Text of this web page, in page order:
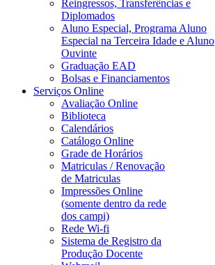
Reingressos, Transferências e
Diplomados
Aluno Especial, Programa Aluno
Especial na Terceira Idade e Aluno
Ouvinte
Graduação EAD
Bolsas e Financiamentos
Serviços Online
Avaliação Online
Biblioteca
Calendários
Catálogo Online
Grade de Horários
Matriculas / Renovação
de Matriculas
Impressões Online
(somente dentro da rede
dos campi)
Rede Wi-fi
Sistema de Registro da
Produção Docente